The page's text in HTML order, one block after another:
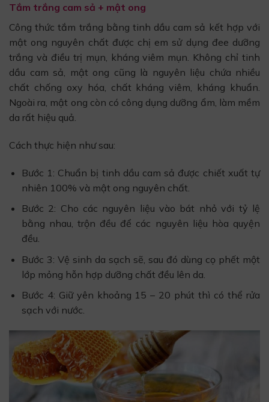
Tắm trắng cam sả + mật ong
Công thức tắm trắng bằng tinh dầu cam sả kết hợp với
mật ong nguyên chất được chị em sử dụng đee dưỡng
trắng và điều trị mụn, kháng viêm mụn. Không chỉ tinh
dầu cam sả, mật ong cũng là nguyên liệu chứa nhiều
chất chống oxy hóa, chất kháng viêm, kháng khuẩn.
Ngoài ra, mật ong còn có công dụng dưỡng ẩm, làm mềm
da rất hiệu quả.
Cách thực hiện như sau:
Bước 1: Chuẩn bị tinh dầu cam sả được chiết xuất tự
nhiên 100% và mật ong nguyên chất.
Bước 2: Cho các nguyên liệu vào bát nhỏ với tỷ lệ
bằng nhau, trộn đều để các nguyên liệu hòa quyện
đều.
Bước 3: Vệ sinh da sạch sẽ, sau đó dùng cọ phết một
lớp mỏng hỗn hợp dưỡng chất đều lên da.
Bước 4: Giữ yên khoảng 15 – 20 phút thì có thể rửa
sạch với nước.